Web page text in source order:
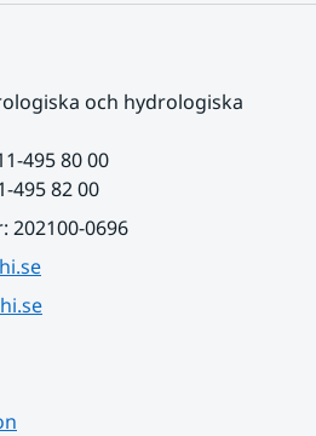
och hydrologiska
495 80 00
495 82 00
202100-0696